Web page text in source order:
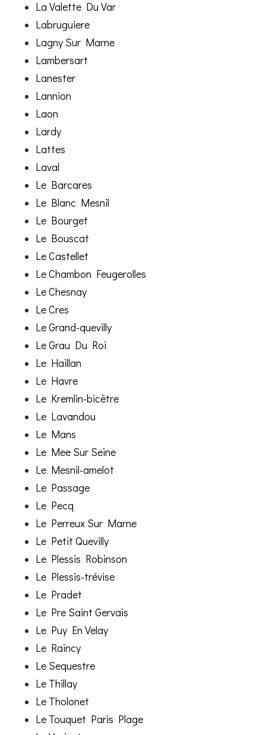
La Valette Du Var
Labruguiere
Lagny Sur Marne
Lambersart
Lanester
Lannion
Laon
Lardy
Lattes
Laval
Le Barcares
Le Blanc Mesnil
Le Bourget
Le Bouscat
Le Castellet
Le Chambon Feugerolles
Le Chesnay
Le Cres
Le Grand-quevilly
Le Grau Du Roi
Le Haillan
Le Havre
Le Kremlin-bicêtre
Le Lavandou
Le Mans
Le Mee Sur Seine
Le Mesnil-amelot
Le Passage
Le Pecq
Le Perreux Sur Marne
Le Petit Quevilly
Le Plessis Robinson
Le Plessis-trévise
Le Pradet
Le Pre Saint Gervais
Le Puy En Velay
Le Raincy
Le Sequestre
Le Thillay
Le Tholonet
Le Touquet Paris Plage